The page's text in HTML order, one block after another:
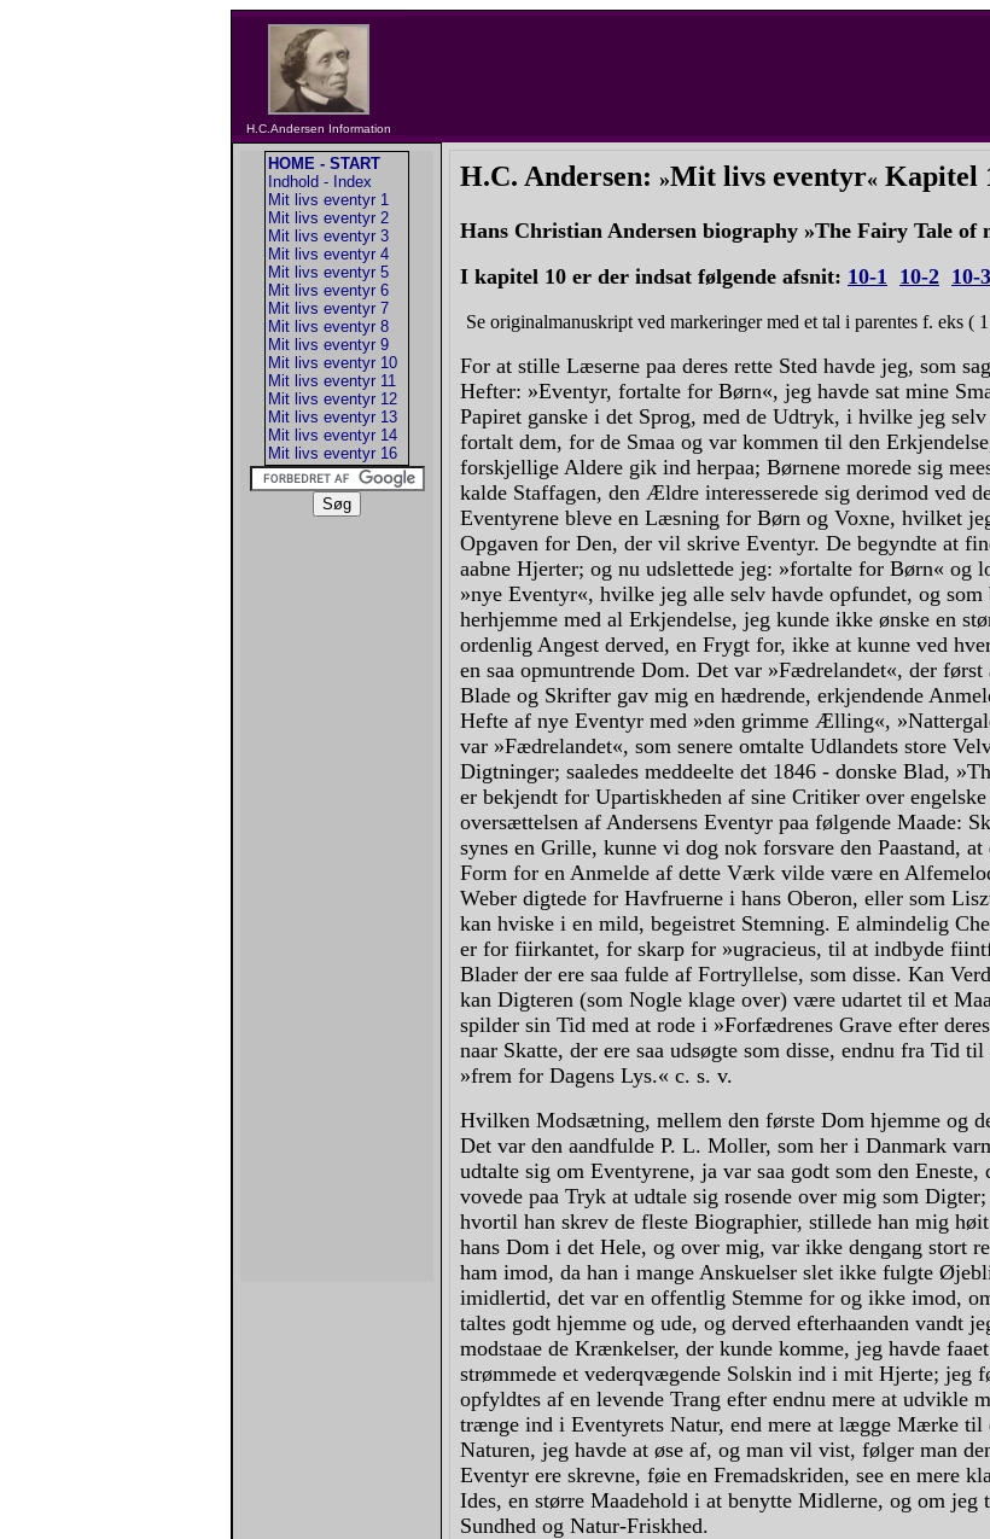
H.C.Andersen Information
HOME - START
Indhold - Index
Mit livs eventyr 1
Mit livs eventyr 2
Mit livs eventyr 3
Mit livs eventyr 4
Mit livs eventyr 5
Mit livs eventyr 6
Mit livs eventyr 7
Mit livs eventyr 8
Mit livs eventyr 9
Mit livs eventyr 10
Mit livs eventyr 11
Mit livs eventyr 12
Mit livs eventyr 13
Mit livs eventyr 14
Mit livs eventyr 16
H.C. Andersen: »Mit livs eventyr« Kapitel
Hans Christian Andersen biography »The Fairy Tale of
I kapitel 10 er der indsat følgende afsnit: 10-1 10-2 10-3
Se originalmanuskript ved markeringer med et tal i parentes f. eks (
For at stille Læserne paa deres rette Sted havde jeg, som
Hefter: »Eventyr, fortalte for Børn«, jeg havde sat mine
Papiret ganske i det Sprog, med de Udtryk, i hvilke jeg
fortalt dem, for de Smaa og var kommen til den
forskjellige Aldere gik ind herpaa; Børnene morede sig
kalde Staffagen, den Ældre interesserede sig derimod ved
Eventyrene bleve en Læsning for Børn og Voxne, hvilket
Opgaven for Den, der vil skrive Eventyr. De begyndte at
aabne Hjerter; og nu udslettede jeg: »fortalte for Børn« og
»nye Eventyr«, hvilke jeg alle selv havde opfundet, og som
herhjemme med al Erkjendelse, jeg kunde ikke ønske en
ordenlig Angest derved, en Frygt for, ikke at kunne ved
en saa opmuntrende Dom. Det var »Fædrelandet«, der først
Blade og Skrifter gav mig en hædrende, erkjendende
Hefte af nye Eventyr med »den grimme Ælling«,
var »Fædrelandet«, som senere omtalte Udlandets store
Digtninger; saaledes meddeelte det 1846 - donske Blad,
er bekjendt for Upartiskheden af sine Critiker over
oversættelsen af Andersens Eventyr paa følgende Maade:
synes en Grille, kunne vi dog nok forsvare den Paastand, at
Form for en Anmelde af dette Værk vilde være en
Weber digtede for Havfruerne i hans Oberon, eller som
kan hviske i en mild, begeistret Stemning. E almindelig
er for fiirkantet, for skarp for »ugracieus, til at indbyde
Blader der ere saa fulde af Fortryllelse, som disse. Kan
kan Digteren (som Nogle klage over) være udartet til et
spilder sin Tid med at rode i »Forfædrenes Grave efter
naar Skatte, der ere saa udsøgte som disse, endnu fra Tid
»frem for Dagens Lys.« c. s. v.
Hvilken Modsætning, mellem den første Dom hjemme og
Det var den aandfulde P. L. Moller, som her i Danmark
udtalte sig om Eventyrene, ja var saa godt som den Eneste,
vovede paa Tryk at udtale sig rosende over mig som
hvortil han skrev de fleste Biographier, stillede han mig
hans Dom i det Hele, og over mig, var ikke dengang stort
ham imod, da han i mange Anskuelser slet ikke fulgte
imidlertid, det var en offentlig Stemme for og ikke imod,
taltes godt hjemme og ude, og derved efterhaanden vandt
modstaae de Krænkelser, der kunde komme, jeg havde
strømmede et vederqvægende Solskin ind i mit Hjerte; jeg
opfyldtes af en levende Trang efter endnu mere at udvikle
trænge ind i Eventyrets Natur, end mere at lægge Mærke
Naturen, jeg havde at øse af, og man vil vist, følger man
Eventyr ere skrevne, føie en Fremadskriden, see en mere
Ides, en større Maadehold i at benytte Midlerne, og om jeg
Sundhed og Natur-Friskhed.